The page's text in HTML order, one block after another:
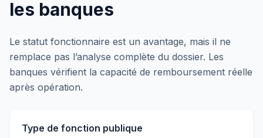
les banques
Le statut fonctionnaire est un avantage, mais il ne
remplace pas l’analyse complète du dossier. Les
banques vérifient la capacité de remboursement réelle
après opération.
Type de fonction publique